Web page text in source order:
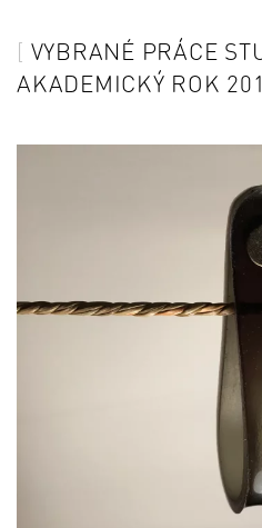
VYBRANÉ PRÁCE
AKADEMICKÝ ROK